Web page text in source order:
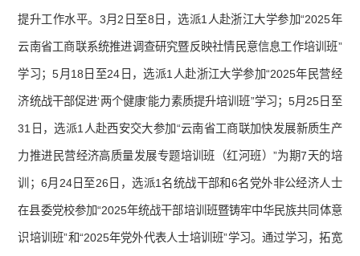
提升工作水平。3月2日至8日，选派1人赴浙江大学参加“2025年
云南省工商联系统推进调查研究暨反映社情民意信息工作培训班”
学习；5月18日至24日，选派1人赴浙江大学参加“2025年民营经
济统战干部促进‘两个健康’能力素质提升培训班”学习；5月25日至
31日，选派1人赴西安交大参加“云南省工商联加快发展新质生产
力推进民营经济高质量发展专题培训班（红河班）”为期7天的培
训；6月24日至26日，选派1名统战干部和6名党外非公经济人士
在县委党校参加“2025年统战干部培训班暨铸牢中华民族共同体意
识培训班”和“2025年党外代表人士培训班”学习。通过学习，拓宽